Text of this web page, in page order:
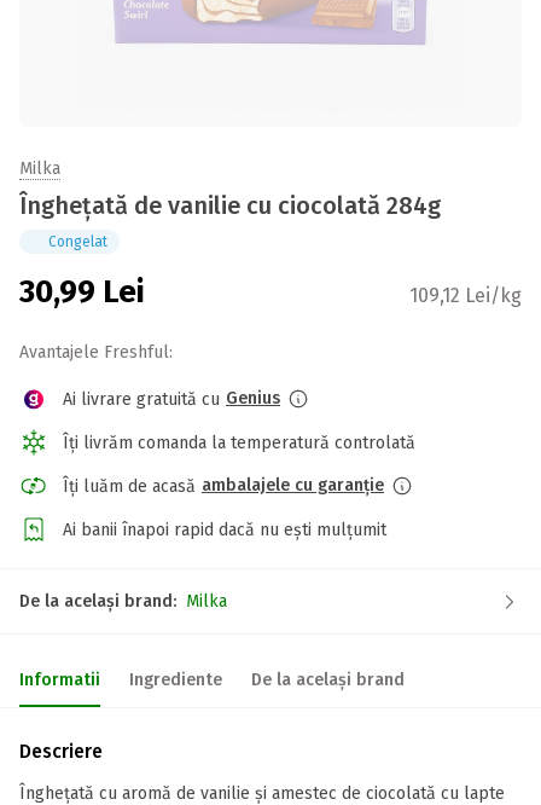
Milka
Îngheţată de vanilie cu ciocolată 284g
Congelat
30,99 Lei 109,12 Lei/kg
Avantajele Freshful:
Ai livrare gratuită cu Genius
Îți livrăm comanda la temperatură controlată
Îți luăm de acasă ambalajele cu garanție
Ai banii înapoi rapid dacă nu ești mulțumit
De la același brand: Milka
Informatii Ingrediente De la același brand
Descriere
Îngheţată cu aromă de vanilie şi amestec de ciocolată cu lapte